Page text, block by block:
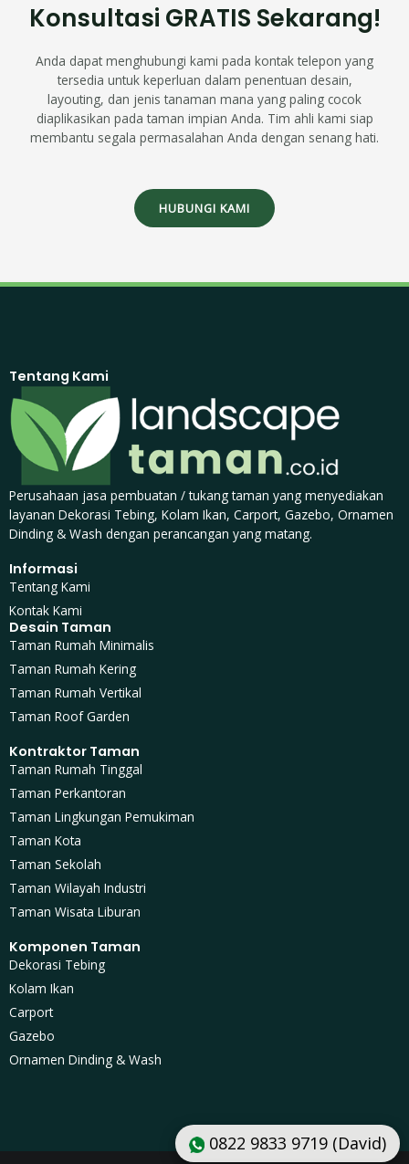
Konsultasi GRATIS Sekarang!
Anda dapat menghubungi kami pada kontak telepon yang
tersedia untuk keperluan dalam penentuan desain,
layouting, dan jenis tanaman mana yang paling cocok
diaplikasikan pada taman impian Anda. Tim ahli kami siap
membantu segala permasalahan Anda dengan senang hati.
HUBUNGI KAMI
Tentang Kami
Perusahaan jasa pembuatan / tukang taman yang menyediakan
layanan Dekorasi Tebing, Kolam Ikan, Carport, Gazebo, Ornamen
Dinding & Wash dengan perancangan yang matang.
0822 9833 9719 (David)
Informasi
Tentang Kami
Kontak Kami
Desain Taman
Taman Rumah Minimalis
Taman Rumah Kering
Taman Rumah Vertikal
Taman Roof Garden
Kontraktor Taman
Taman Rumah Tinggal
Taman Perkantoran
Taman Lingkungan Pemukiman
Taman Kota
Taman Sekolah
Taman Wilayah Industri
Taman Wisata Liburan
Komponen Taman
Dekorasi Tebing
Kolam Ikan
Carport
Gazebo
Ornamen Dinding & Wash